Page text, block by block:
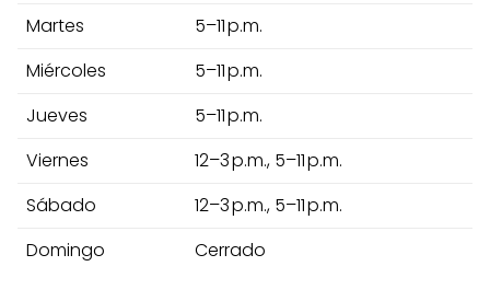
Martes
5–11 p.m.
Miércoles
5–11 p.m.
Jueves
5–11 p.m.
Viernes
12–3 p.m., 5–11 p.m.
Sábado
12–3 p.m., 5–11 p.m.
Domingo
Cerrado